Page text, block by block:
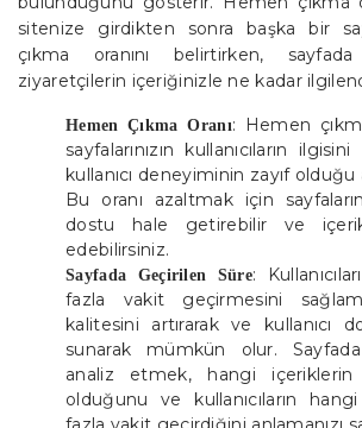
sitenize girdikten sonra başka bir
çıkma oranını belirtirken,
ziyaretçilerin içeriğinizle ne kadar
Hemen Çıkma Oranı: Hemen
sayfalarınızın kullanıcıların
kullanıcı deneyiminin zayıf
Bu oranı azaltmak için
dostu hale getirebilir ve
edebilirsiniz.
Sayfada Geçirilen Süre:
fazla vakit geçirmesini
kalitesini artırarak ve kullanıcı
sunarak mümkün olur.
analiz etmek, hangi
olduğunu ve kullanıcıların